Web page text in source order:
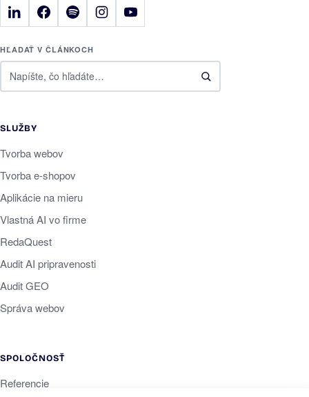
HĽADAŤ V ČLÁNKOCH
SLUŽBY
Tvorba webov
Tvorba e-shopov
Aplikácie na mieru
Vlastná AI vo firme
RedaQuest
Audit AI pripravenosti
Audit GEO
Správa webov
SPOLOČNOSŤ
Referencie